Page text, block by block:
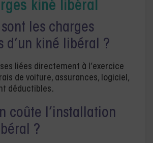
kiné libéral
les charges
d’un kiné libéral ?
liées directement à l’exercice
de voiture, assurances, logiciel,
déductibles.
coûte l’installation
?